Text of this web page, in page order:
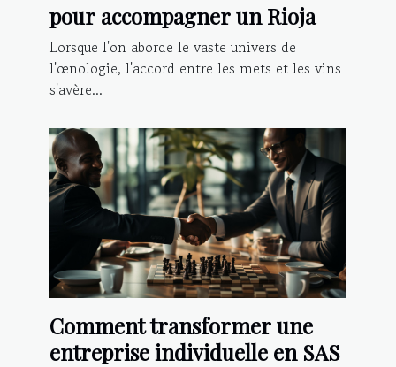
pour accompagner un Rioja
Lorsque l'on aborde le vaste univers de
l'œnologie, l'accord entre les mets et les vins
s'avère...
Comment transformer une
entreprise individuelle en SAS